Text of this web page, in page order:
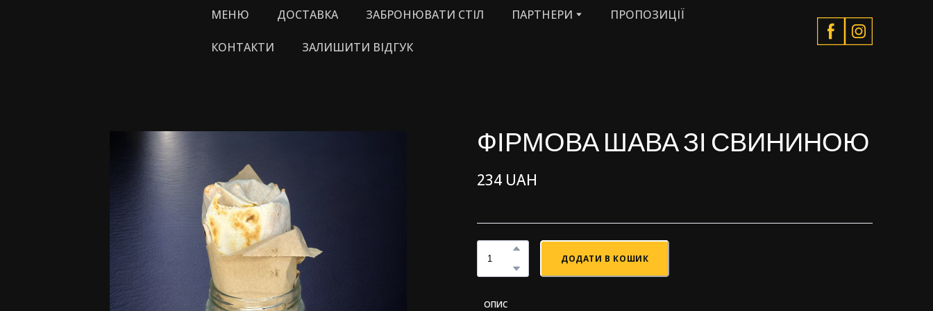
МЕНЮ ДОСТАВКА ЗАБРОНЮВАТИ СТІЛ ПАРТНЕРИ ПРОПОЗИЦІЇ
КОНТАКТИ ЗАЛИШИТИ ВІДГУК
ФІРМОВА ШАВА ЗІ СВИНИНОЮ
234 UAH
ДОДАТИ В КОШИК
ОПИС